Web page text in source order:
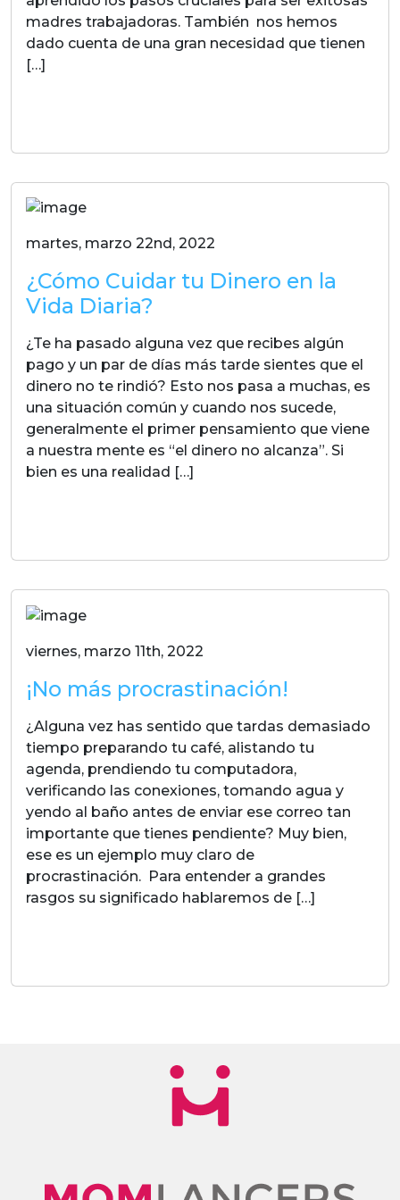
madres trabajadoras. También nos hemos
dado cuenta de una gran necesidad que tienen
[…]
martes, marzo 22nd, 2022
¿Cómo Cuidar tu Dinero en la
Vida Diaria?
¿Te ha pasado alguna vez que recibes algún
pago y un par de días más tarde sientes que el
dinero no te rindió? Esto nos pasa a muchas, es
una situación común y cuando nos sucede,
generalmente el primer pensamiento que viene
a nuestra mente es “el dinero no alcanza”. Si
bien es una realidad […]
viernes, marzo 11th, 2022
¡No más procrastinación!
¿Alguna vez has sentido que tardas demasiado
tiempo preparando tu café, alistando tu
agenda, prendiendo tu computadora,
verificando las conexiones, tomando agua y
yendo al baño antes de enviar ese correo tan
importante que tienes pendiente? Muy bien,
ese es un ejemplo muy claro de
procrastinación. Para entender a grandes
rasgos su significado hablaremos de […]